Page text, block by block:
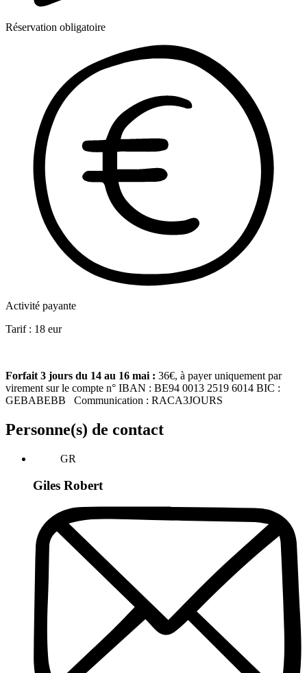
Réservation obligatoire
Activité payante
Tarif : 18 eur
Forfait 3 jours du 14 au 16 mai : 36€, à payer uniquement par
virement sur le compte n° IBAN : BE94 0013 2519 6014 BIC :
GEBABEBB Communication : RACA3JOURS
Personne(s) de contact
GR
Giles Robert